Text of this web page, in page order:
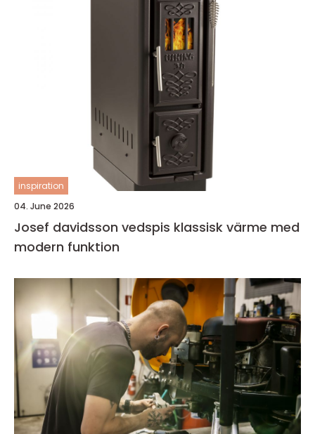
inspiration
04. June 2026
Josef davidsson vedspis klassisk värme med
modern funktion